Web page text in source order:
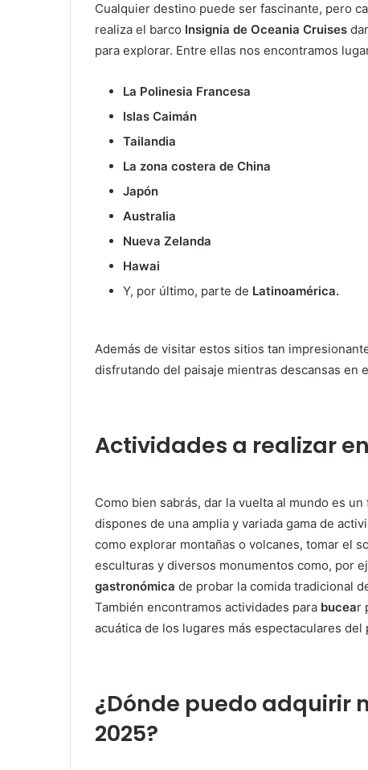
Cualquier destino puede ser fascinante, pero
realiza el barco Insignia de Oceania Cruises
para explorar. Entre ellas nos encontramos
La Polinesia Francesa
Islas Caimán
Tailandia
La zona costera de China
Japón
Australia
Nueva Zelanda
Hawai
Y, por último, parte de Latinoamérica.
Además de visitar estos sitios tan
disfrutando del paisaje mientras descansas en
Actividades a realizar
Como bien sabrás, dar la vuelta al mundo es
dispones de una amplia y variada gama de
como explorar montañas o volcanes, tomar el
esculturas y diversos monumentos como, por
gastronómica de probar la comida tradicional
También encontramos actividades para bucear
acuática de los lugares más espectaculares del
¿Dónde puedo adquirir
2025?